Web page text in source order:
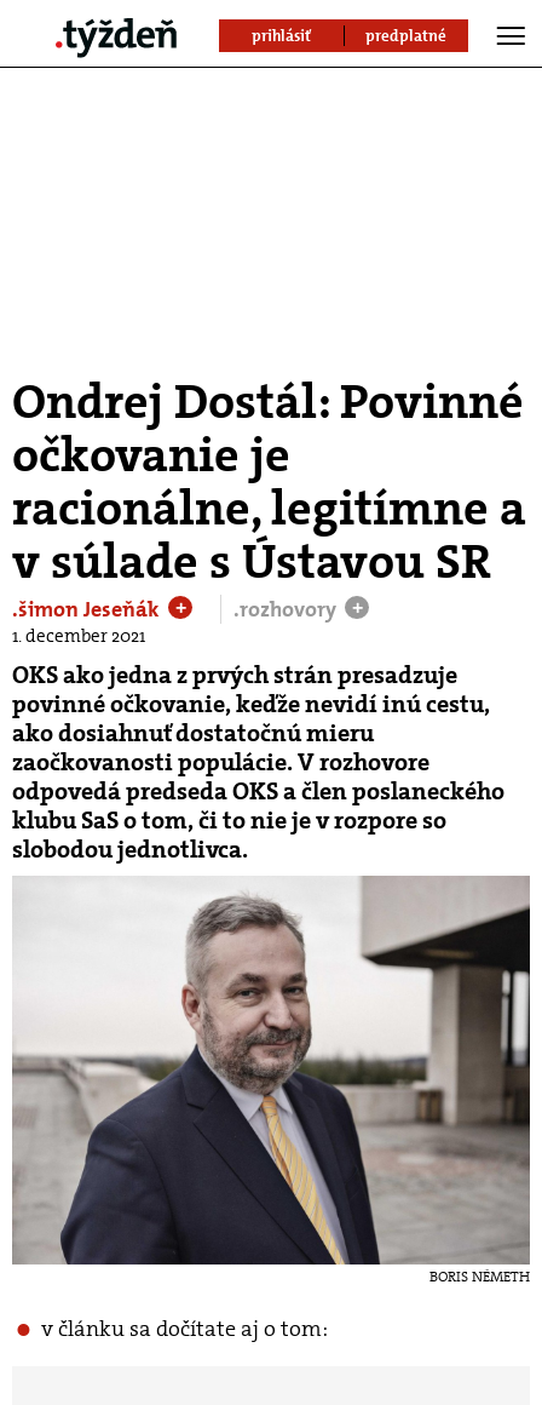
prihlásiť predplatné
Ondrej Dostál: Povinné
očkovanie je
racionálne, legitímne a
v súlade s Ústavou SR
.šimon Jeseňák + .rozhovory +
1. december 2021
OKS ako jedna z prvých strán presadzuje
povinné očkovanie, keďže nevidí inú cestu,
ako dosiahnuť dostatočnú mieru
zaočkovanosti populácie. V rozhovore
odpovedá predseda OKS a člen poslaneckého
klubu SaS o tom, či to nie je v rozpore so
slobodou jednotlivca.
BORIS NÉMETH
v článku sa dočítate aj o tom: